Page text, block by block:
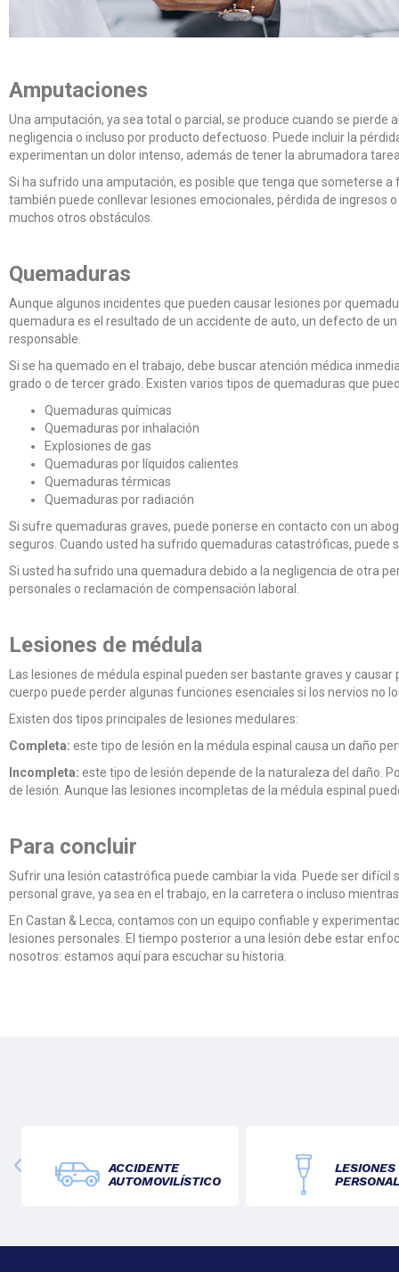
Amputaciones
Una amputación, ya sea total o parcial, se produce cuando se
negligencia o incluso por producto defectuoso. Puede incluir la
experimentan un dolor intenso, además de tener la abrumadora
Si ha sufrido una amputación, es posible que tenga que someterse
también puede conllevar lesiones emocionales, pérdida de ingresos
muchos otros obstáculos.
Quemaduras
Aunque algunos incidentes que pueden causar lesiones por
quemadura es el resultado de un accidente de auto, un defecto de
responsable.
Si se ha quemado en el trabajo, debe buscar atención médica
grado o de tercer grado. Existen varios tipos de quemaduras que
Quemaduras químicas
Quemaduras por inhalación
Explosiones de gas
Quemaduras por líquidos calientes
Quemaduras térmicas
Quemaduras por radiación
Si sufre quemaduras graves, puede ponerse en contacto con un
seguros. Cuando usted ha sufrido quemaduras catastróficas,
Si usted ha sufrido una quemadura debido a la negligencia de otra
personales o reclamación de compensación laboral.
Lesiones de médula
Las lesiones de médula espinal pueden ser bastante graves y
cuerpo puede perder algunas funciones esenciales si los nervios no
Existen dos tipos principales de lesiones medulares:
Completa: este tipo de lesión en la médula espinal causa un daño
Incompleta: este tipo de lesión depende de la naturaleza del daño.
de lesión. Aunque las lesiones incompletas de la médula espinal
Para concluir
Sufrir una lesión catastrófica puede cambiar la vida. Puede ser
personal grave, ya sea en el trabajo, en la carretera o incluso
En Castan & Lecca, contamos con un equipo confiable y
lesiones personales. El tiempo posterior a una lesión debe estar
nosotros: estamos aquí para escuchar su historia.
ACCIDENTE
AUTOMOVILÍSTICO
LESIONES